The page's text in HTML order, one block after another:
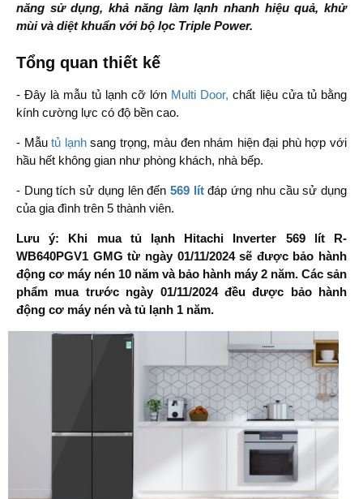
năng sử dụng, khả năng làm lạnh nhanh hiệu quả, khử
mùi và diệt khuẩn với bộ lọc Triple Power.
Tổng quan thiết kế
- Đây là mẫu tủ lạnh cỡ lớn Multi Door, chất liệu cửa tủ bằng
kính cường lực có độ bền cao.
- Mẫutủ lạnhsang trọng, màu đen nhám hiện đại phù hợp với
hầu hết không gian như phòng khách, nhà bếp.
- Dung tích sử dụng lên đến 569 lítđáp ứng nhu cầu sử dụng
của gia đình trên 5 thành viên.
Lưu ý: Khi mua tủ lạnh Hitachi Inverter 569 lít R-
WB640PGV1 GMG từ ngày 01/11/2024 sẽ được bảo hành
động cơ máy nén 10 năm và bảo hành máy 2 năm. Các sản
phẩm mua trước ngày 01/11/2024 đều được bảo hành
động cơ máy nén và tủ lạnh 1 năm.